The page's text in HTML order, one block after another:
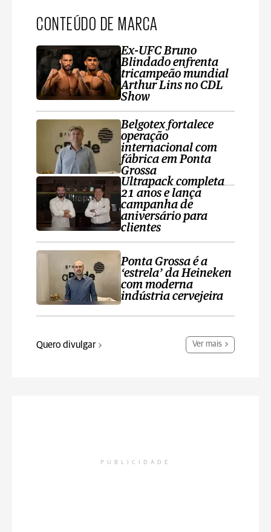
CONTEÚDO DE MARCA
Ex-UFC Bruno
Blindado enfrenta
tricampeão mundial
Arthur Lins no CDL
Show
Belgotex fortalece
operação
internacional com
fábrica em Ponta
Grossa
Ultrapack completa
21 anos e lança
campanha de
aniversário para
clientes
Ponta Grossa é a
‘estrela’ da Heineken
com moderna
indústria cervejeira
Quero divulgar Ver mais
PUBLICIDADE